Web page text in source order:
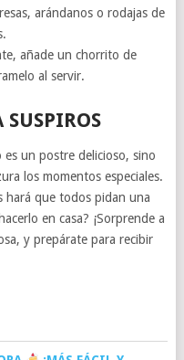
arándanos o rodajas de
añade un chorrito de
al servir.
SUSPIROS
un postre delicioso, sino
los momentos especiales.
hará que todos pidan una
en casa? ¡Sorprende a
y prepárate para recibir